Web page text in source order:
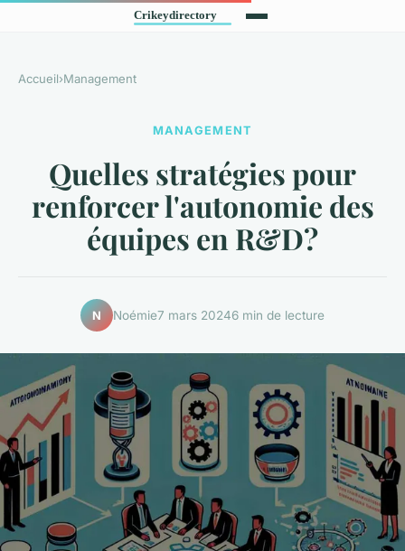
Accueil›Management
MANAGEMENT
Quelles stratégies pour
renforcer l'autonomie des
équipes en R&D?
N Noémie7 mars 20246 min de lecture